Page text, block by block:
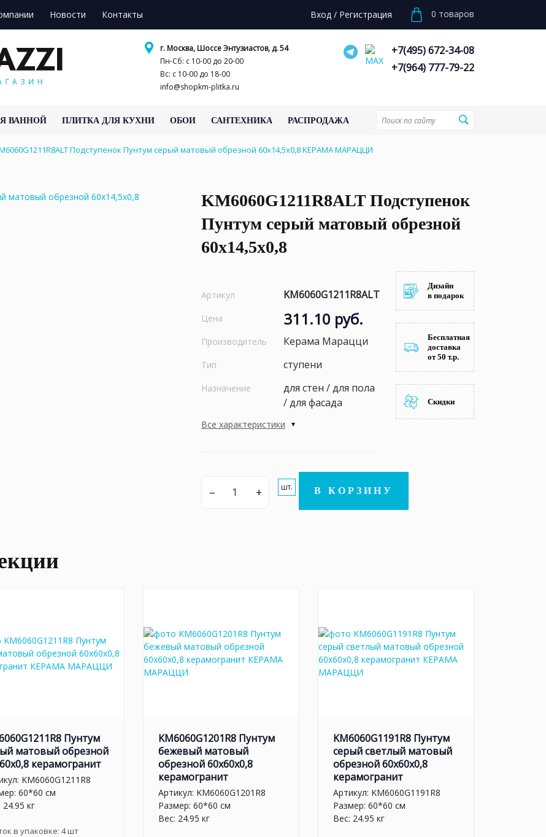
Новости Контакты Вход / Регистрация 0 товаров
г. Москва, Шоссе Энтузиастов, д. 54
Пн-Сб: с 10-00 до 20-00
Вс: с 10-00 до 18-00
info@shopkm-plitka.ru
+7(495) 672-34-08
+7(964) 777-79-22
ВАННОЙ ПЛИТКА ДЛЯ КУХНИ ОБОИ САНТЕХНИКА РАСПРОДАЖА
Подступенок Пунтум серый матовый обрезной 60x14,5x0,8 КЕРАМА МАРАЦЦИ
KM6060G1211R8ALT Подступенок
Пунтум серый матовый обрезной
60x14,5x0,8
Артикул KM6060G1211R8ALT
Цена 311.10 руб.
Производитель Керама Марацци
Тип ступени
Назначение
для стен / для пола
/ для фасада
Все характеристики
– + шт. В КОРЗИНУ
Дизайн
в подарок
Бесплатная
доставка
от 50 т.р.
Скидки
Пунтум
матовый обрезной
керамогранит
KM6060G1211R8
60*60 см
24.95 кг
в упаковке: 4шт
KM6060G1201R8 Пунтум
бежевый матовый
обрезной 60x60x0,8
керамогранит
Артикул: KM6060G1201R8
Размер: 60*60 см
Вес: 24.95 кг
KM6060G1191R8 Пунтум
серый светлый матовый
обрезной 60x60x0,8
керамогранит
Артикул: KM6060G1191R8
Размер: 60*60 см
Вес: 24.95 кг